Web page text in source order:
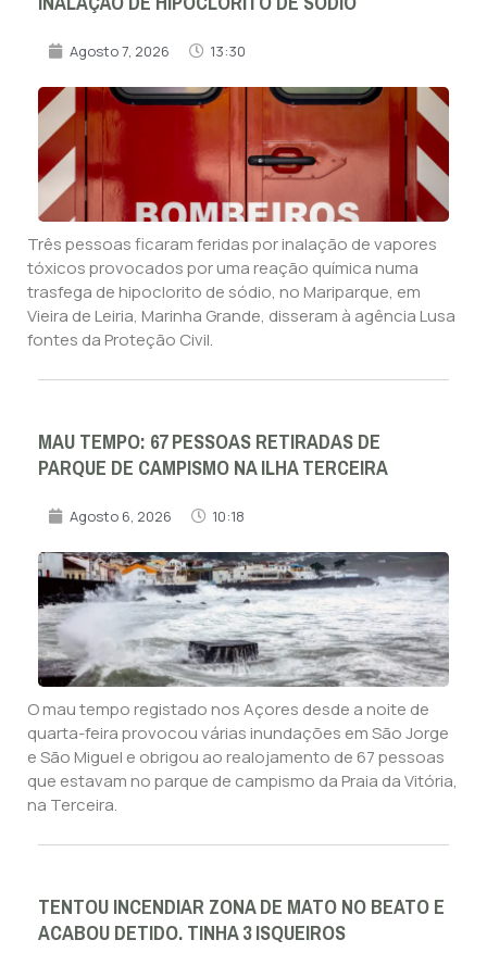
Agosto 7, 2026 13:30
Três pessoas ficaram feridas por inalação de vapores
tóxicos provocados por uma reação química numa
trasfega de hipoclorito de sódio, no Mariparque, em
Vieira de Leiria, Marinha Grande, disseram à agência Lusa
fontes da Proteção Civil.
MAU TEMPO: 67 PESSOAS RETIRADAS DE
PARQUE DE CAMPISMO NA ILHA TERCEIRA
Agosto 6, 2026 10:18
O mau tempo registado nos Açores desde a noite de
quarta-feira provocou várias inundações em São Jorge
e São Miguel e obrigou ao realojamento de 67 pessoas
que estavam no parque de campismo da Praia da Vitória,
na Terceira.
TENTOU INCENDIAR ZONA DE MATO NO BEATO E
ACABOU DETIDO. TINHA 3 ISQUEIROS